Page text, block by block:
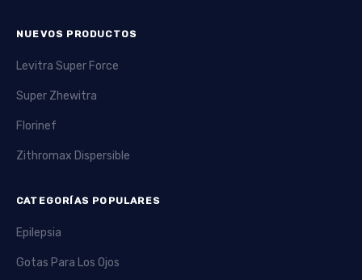
NUEVOS PRODUCTOS
Levitra Super Force
Super Zhewitra
Florinef
Zithromax Dispersible
CATEGORÍAS POPULARES
Epilepsia
Gotas Para Los Ojos